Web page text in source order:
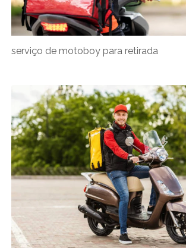
serviço de motoboy para retirada